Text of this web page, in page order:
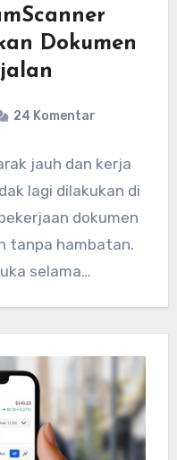
Dokumen
24 Komentar
jauh dan kerja
lagi dilakukan di
dokumen
tanpa hambatan.
selama…